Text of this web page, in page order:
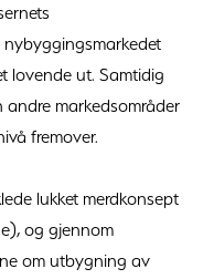
nybyggingsmarkedet
lovende ut. Samtidig
andre markedsområder
fremover.
lukket merdkonsept
og gjennom
om utbygning av